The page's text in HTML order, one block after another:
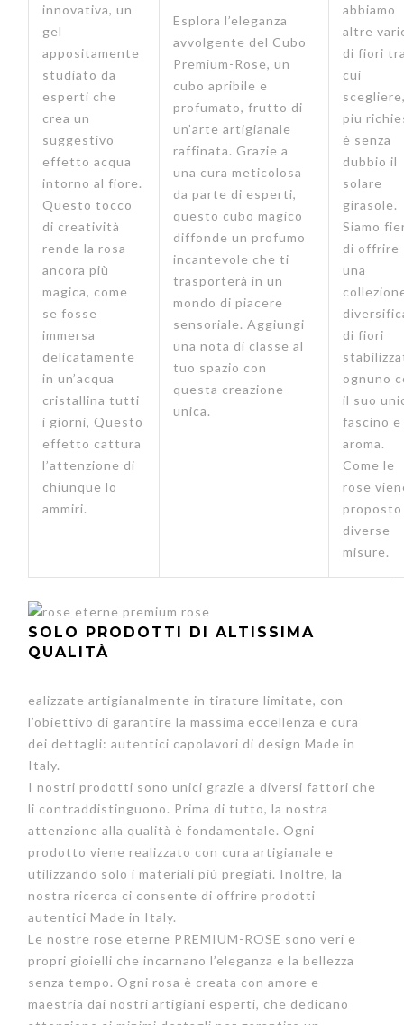
innovativa, un
gel
appositamente
studiato da
esperti che
crea un
suggestivo
effetto acqua
intorno al fiore.
Questo tocco
di creatività
rende la rosa
ancora più
magica, come
se fosse
immersa
delicatamente
in un’acqua
cristallina tutti
i giorni, Questo
effetto cattura
l’attenzione di
chiunque lo
ammiri.
Esplora l’eleganza
avvolgente del Cubo
Premium-Rose, un
cubo apribile e
profumato, frutto di
un’arte artigianale
raffinata. Grazie a
una cura meticolosa
da parte di esperti,
questo cubo magico
diffonde un profumo
incantevole che ti
trasporterà in un
mondo di piacere
sensoriale. Aggiungi
una nota di classe al
tuo spazio con
questa creazione
unica.
abbiamo
altre
di fiori
cui
piu
è senza
dubbio il
solare
girasole.
Siamo
di offrire
una
di fiori
ognuno
il suo
fascino e
aroma.
Come le
rose
diverse
misure.
SOLO PRODOTTI DI ALTISSIMA
QUALITÀ
ealizzate artigianalmente in tirature limitate, con
l’obiettivo di garantire la massima eccellenza e cura
dei dettagli: autentici capolavori di design Made in
Italy.
I nostri prodotti sono unici grazie a diversi fattori che
li contraddistinguono. Prima di tutto, la nostra
attenzione alla qualità è fondamentale. Ogni
prodotto viene realizzato con cura artigianale e
utilizzando solo i materiali più pregiati. Inoltre, la
nostra ricerca ci consente di offrire prodotti
autentici Made in Italy.
Le nostre rose eterne PREMIUM-ROSE sono veri e
propri gioielli che incarnano l’eleganza e la bellezza
senza tempo. Ogni rosa è creata con amore e
maestria dai nostri artigiani esperti, che dedicano